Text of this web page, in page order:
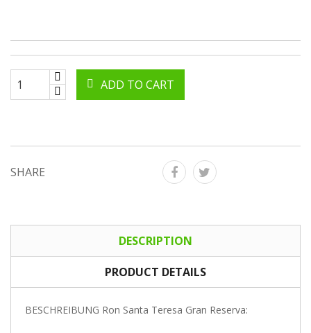
ADD TO CART
SHARE
DESCRIPTION
PRODUCT DETAILS
BESCHREIBUNG Ron Santa Teresa Gran Reserva: